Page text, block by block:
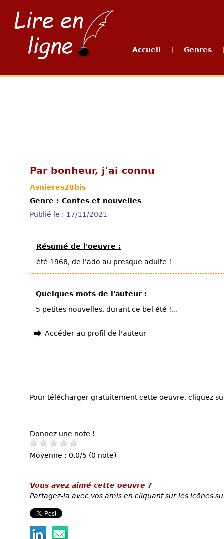
Accueil Genres
Par bonheur, j'ai connu
Asnieres28bis
Genre : Contes et nouvelles
Publié le : 17/11/2021
Résumé de l'oeuvre :
été 1968, de l'ado au presque adulte !
Quelques mots de l'auteur :
5 petites nouvelles, durant ce bel été !...
Accéder au profil de l'auteur
Pour télécharger gratuitement cette oeuvre, cliquez
Donnez une note !
Moyenne : 0.0/5 (0 note)
Vous avez aimé cette oeuvre ?
Partagez-la avec vos amis en cliquant sur les icônes